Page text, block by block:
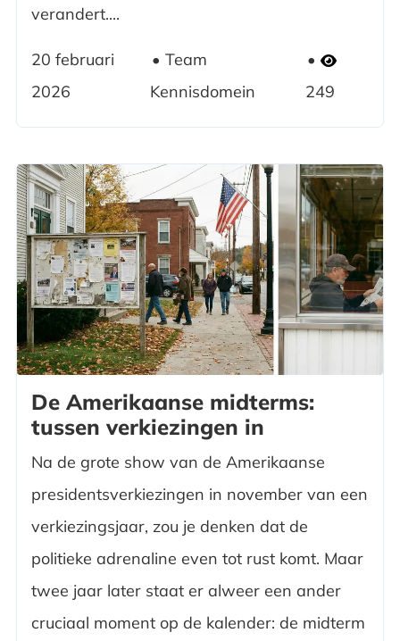
verandert....
20 februari
2026
Team
Kennisdomein
249
De Amerikaanse midterms:
tussen verkiezingen in
Na de grote show van de Amerikaanse
presidentsverkiezingen in november van een
verkiezingsjaar, zou je denken dat de
politieke adrenaline even tot rust komt. Maar
twee jaar later staat er alweer een ander
cruciaal moment op de kalender: de midterm